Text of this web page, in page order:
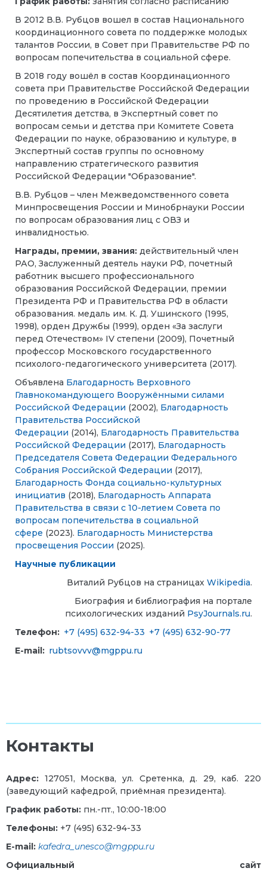
В 2012 В.В. Рубцов вошел в состав Национального
координационного совета по поддержке молодых
талантов России, в Совет при Правительстве РФ по
вопросам попечительства в социальной сфере.
В 2018 году вошёл в состав Координационного
совета при Правительстве Российской Федерации
по проведению в Российской Федерации
Десятилетия детства, в Экспертный совет по
вопросам семьи и детства при Комитете Совета
Федерации по науке, образованию и культуре, в
Экспертный состав группы по основному
направлению стратегического развития
Российской Федерации "Образование".
В.В. Рубцов – член Межведомственного совета
Минпросвещения России и Минобрнауки России
по вопросам образования лиц с ОВЗ и
инвалидностью.
Награды, премии, звания: действительный член
РАО, Заслуженный деятель науки РФ, почетный
работник высшего профессионального
образования Российской Федерации, премии
Президента РФ и Правительства РФ в области
образования. медаль им. К. Д. Ушинского (1995,
1998), орден Дружбы (1999), орден «За заслуги
перед Отечеством» IV степени (2009), Почетный
профессор Московского государственного
психолого-педагогического университета (2017).
Объявлена Благодарность Верховного
Главнокомандующего Вооружёнными силами
Российской Федерации (2002), Благодарность
Правительства Российской
Федерации (2014), Благодарность Правительства
Российской Федерации (2017), Благодарность
Председателя Совета Федерации Федерального
Собрания Российской Федерации (2017),
Благодарность Фонда социально-культурных
инициатив (2018), Благодарность Аппарата
Правительства в связи с 10-летием Совета по
вопросам попечительства в социальной
сфере (2023). Благодарность Министерства
просвещения России (2025).
Научные публикации
Виталий Рубцов на страницах Wikipedia.
Биография и библиография на портале
психологических изданий PsyJournals.ru.
Телефон: +7 (495) 632-94-33 +7 (495) 632-90-77
E-mail: rubtsovvv@mgppu.ru
Контакты
Адрес: 127051, Москва, ул. Сретенка, д. 29, каб. 220
(заведующий кафедрой, приёмная президента).
График работы: пн.-пт., 10:00-18:00
Телефоны: +7 (495) 632-94-33
E-mail: kafedra_unesco@mgppu.ru
Официальный сайт